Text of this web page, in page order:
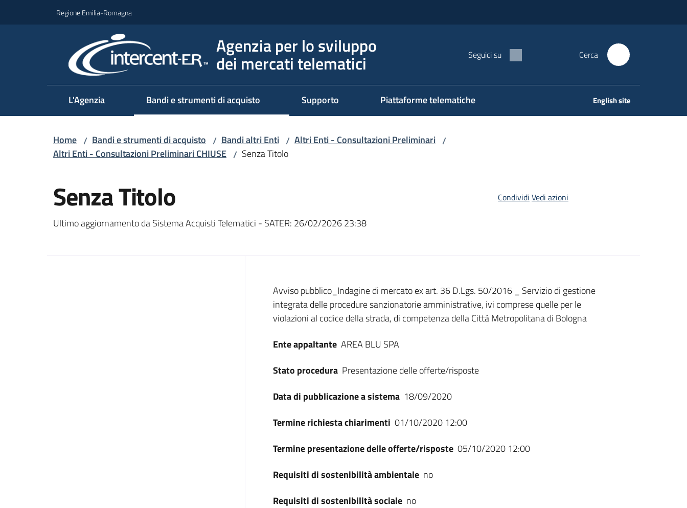
Regione Emilia-Romagna
Agenzia per lo sviluppo
dei mercati telematici Seguici su Cerca
L'Agenzia Bandi e strumenti di acquisto Supporto Piattaforme telematiche English site
Home / Bandi e strumenti di acquisto / Bandi altri Enti / Altri Enti - Consultazioni Preliminari /
Altri Enti - Consultazioni Preliminari CHIUSE / Senza Titolo
Senza Titolo
Ultimo aggiornamento da Sistema Acquisti Telematici - SATER: 26/02/2026 23:38
Condividi Vedi azioni
Dati del bando
Avviso pubblico_Indagine di mercato ex art. 36 D.Lgs. 50/2016 _ Servizio di gestione
integrata delle procedure sanzionatorie amministrative, ivi comprese quelle per le
violazioni al codice della strada, di competenza della Città Metropolitana di Bologna
Ente appaltante AREA BLU SPA
Stato procedura Presentazione delle offerte/risposte
Data di pubblicazione a sistema 18/09/2020
Termine richiesta chiarimenti 01/10/2020 12:00
Termine presentazione delle offerte/risposte 05/10/2020 12:00
Requisiti di sostenibilità ambientale no
Requisiti di sostenibilità sociale no